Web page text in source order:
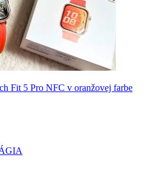
Fit 5 Pro NFC v oranžovej farbe